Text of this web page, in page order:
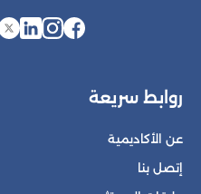
روابط سريعة
عن الأكاديمية
إتصل بنا